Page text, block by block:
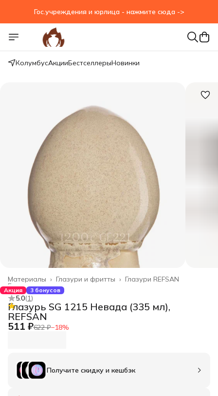
Гос.учреждения и юрлица - нажмите сюда ->
КолумбусАкцииБестселлерыНовинки
Глазури REFSAN
Глазури и фритты ›
Материалы ›
Главная ›
Акция 3 бонусов
5.0(1)
Глазурь SG 1215 Невада (335 мл),
REFSAN
511 ₽622 ₽−18%
Получите скидку и кешбэк